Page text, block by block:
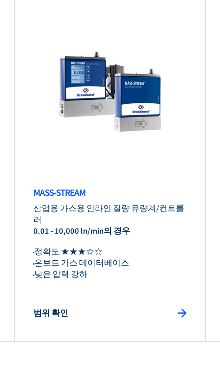
MASS-STREAM
산업용 가스용 인라인 질량 유량계/컨트롤
러
0.01 - 10,000 ln/min의 경우
정확도 ★★★☆☆
온보드 가스 데이터베이스
낮은 압력 강하
범위 확인